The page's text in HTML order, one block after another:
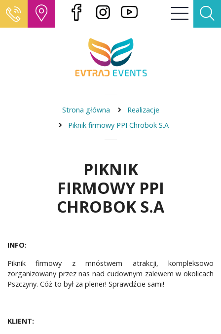
Strona główna
Realizacje
Piknik firmowy PPI Chrobok S.A
PIKNIK
FIRMOWY PPI
CHROBOK S.A
INFO:
Piknik firmowy z mnóstwem atrakcji, kompleksowo
zorganizowany przez nas nad cudownym zalewem w okolicach
Pszczyny. Cóż to był za plener! Sprawdźcie sami!
KLIENT: